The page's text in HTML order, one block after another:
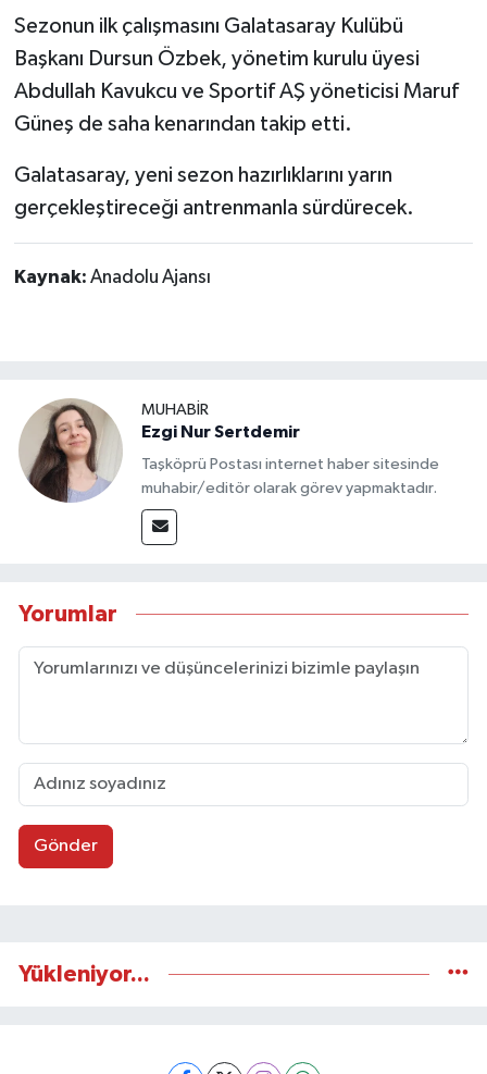
Sezonun ilk çalışmasını Galatasaray Kulübü
Başkanı Dursun Özbek, yönetim kurulu üyesi
Abdullah Kavukcu ve Sportif AŞ yöneticisi Maruf
Güneş de saha kenarından takip etti.
Galatasaray, yeni sezon hazırlıklarını yarın
gerçekleştireceği antrenmanla sürdürecek.
Kaynak: Anadolu Ajansı
MUHABİR
Ezgi Nur Sertdemir
Taşköprü Postası internet haber sitesinde
muhabir/editör olarak görev yapmaktadır.
Yorumlar
Gönder
Yükleniyor...